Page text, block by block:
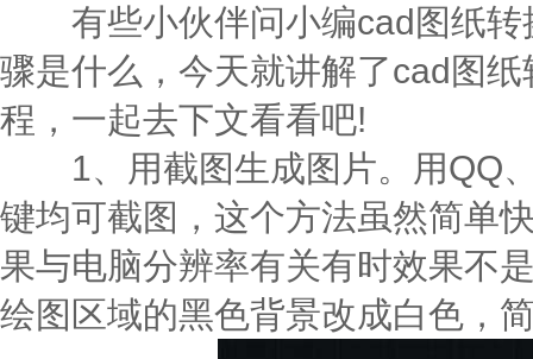
有些小伙伴问小编cad图纸转
骤是什么，今天就讲解了cad图
程，一起去下文看看吧!
1、用截图生成图片。用QQ
键均可截图，这个方法虽然简单
果与电脑分辨率有关有时效果不
绘图区域的黑色背景改成白色，